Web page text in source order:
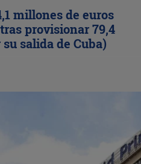
millones de euros
provisionar 79,4
salida de Cuba)